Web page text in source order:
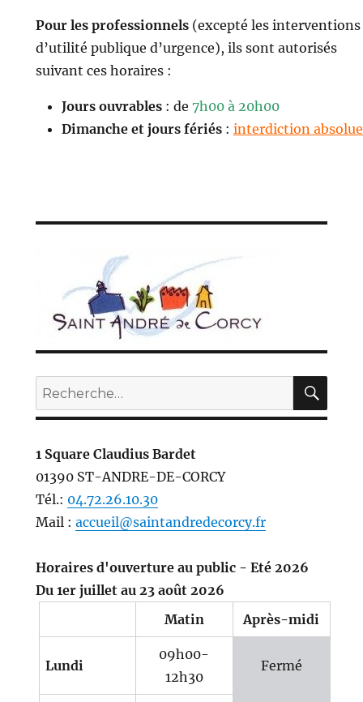
Pour les professionnels(excepté les interventions
d’utilité publique d’urgence), ils sont autorisés
suivant ces horaires :
Jours ouvrables: de 7h00 à 20h00
Dimanche et jours fériés: interdiction absolue
Recherche
pour :
1 Square Claudius Bardet
01390 ST-ANDRE-DE-CORCY
Tél.: 04.72.26.10.30
Mail : accueil@saintandredecorcy.fr
Horaires d'ouverture au public - Eté 2026
Du 1er juillet au 23 août 2026
Matin
Après-midi
Lundi
09h00-
12h30
Fermé